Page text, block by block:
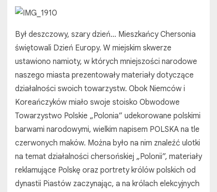
Był deszczowy, szary dzień… Mieszkańcy Chersonia
świętowali Dzień Europy. W miejskim skwerze
ustawiono namioty, w których mniejszości narodowe
naszego miasta prezentowały materiały dotyczące
działalności swoich towarzystw. Obok Niemców i
Koreańczyków miało swoje stoisko Obwodowe
Towarzystwo Polskie „Polonia” udekorowane polskimi
barwami narodowymi, wielkim napisem POLSKA na tle
czerwonych maków. Można było na nim znaleźć ulotki
na temat działalności chersońskiej „Polonii”, materiały
reklamujące Polskę oraz portrety królów polskich od
dynastii Piastów zaczynając, a na królach elekcyjnych